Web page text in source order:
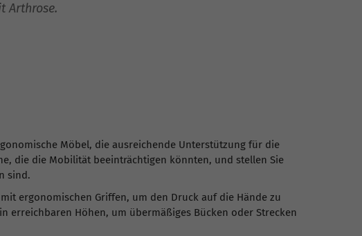
Arthrose.
Möbel, die ausreichende Unterstützung für die
die die Mobilität beeinträchtigen könnten, und stellen Sie
sind.
ergonomischen Griffen, um den Druck auf die Hände zu
erreichbaren Höhen, um übermäßiges Bücken oder Strecken